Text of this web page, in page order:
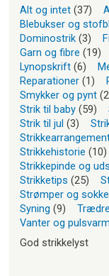
Alt og intet (37)
Blebukser og
Dominostrik (3)
Garn og fibre (19)
Lynopskrift (6)
Reparationer (1)
Smykker og pynt
Strik til baby (59)
Strik til jul (3)
Strikkehistorie (10)
Strikkepinde og
Strikketips (25)
Strømper og
Syning (9)
Vanter og
God strikkelyst